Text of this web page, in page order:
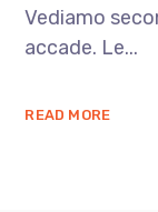
Vediamo
accade. Le...
READ MORE